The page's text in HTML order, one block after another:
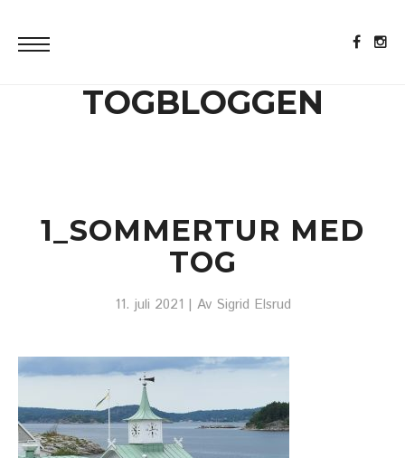
TOGBLOGGEN
1_SOMMERTUR MED
TOG
11. juli 2021 | Av Sigrid Elsrud